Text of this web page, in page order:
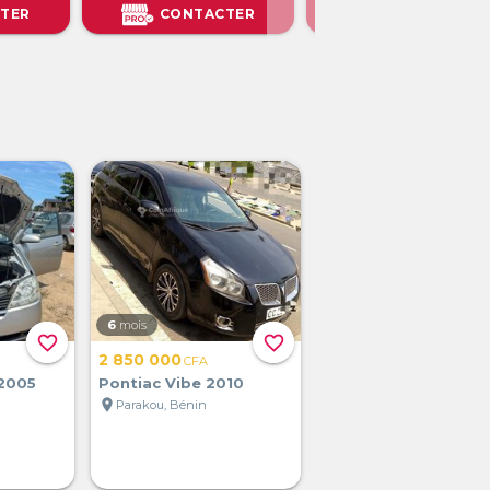
CONTACTER
favorite_border favorite_border
6 mois
2 850 000CFA
Pontiac Vibe 2010
location_on Parakou, Bénin